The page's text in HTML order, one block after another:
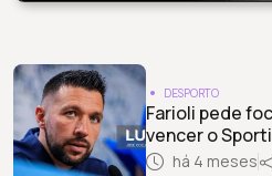
DESPORTO
Farioli pede
vencer o
há 4 meses